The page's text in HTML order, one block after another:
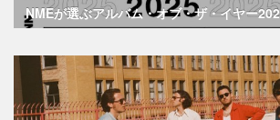
NMEが選ぶアルバム・オブ・ザ・イヤー